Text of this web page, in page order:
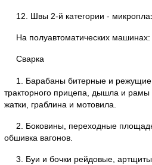
12. Швы 2-й категории -
На полуавтоматических машинах:
Сварка
1. Барабаны битерные и
тракторного прицепа, дышла и рамы
жатки, граблина и мотовила.
2. Боковины, переходные
обшивка вагонов.
3. Буи и бочки рейдовые,